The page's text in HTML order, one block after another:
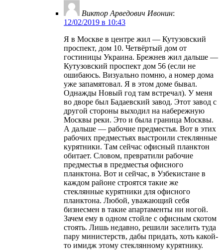
Виктор Арведович Ивонин:
12/02/2019 в 10:43
Я в Москве в центре жил — Кутузовский
проспект, дом 10. Четвёртый дом от
гостиницы Украина. Брежнев жил дальше —
Кутузовский проспект дом 56 (если не
ошибаюсь. Визуально помню, а номер дома
уже запамятовал. Я в этом доме бывал.
Однажды Новый год там встречал). У меня
во дворе был Бадаевский завод. Этот завод с
другой стороны выходил на набережную
Москвы реки. Это и была граница Москвы.
А дальше — рабочие предместья. Вот в этих
рабочих предместьях выстроили стеклянные
курятники. Там сейчас офисный планктон
обитает. Словом, превратили рабочие
предместья в предместья офисного
планктона. Вот и сейчас, в Узбекистане в
каждом районе строятся такие же
стеклянные курятники для офисного
планктона. Любой, уважающий себя
бизнесмен в такие апартаменты ни ногой.
Зачем ему в одном стойле с офисным скотом
стоять. Лишь недавно, решили заселить туда
пару министерств, дабы придать, хоть какой-
то имидж этому стеклянному курятнику.